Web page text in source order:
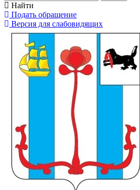
Найти
Подать обращение
Версия для слабовидящих